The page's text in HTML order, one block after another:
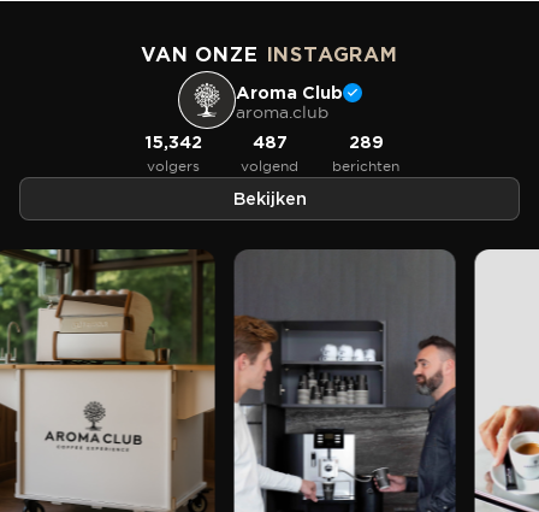
VAN ONZE INSTAGRAM
Aroma Club
aroma.club
15,342
volgers
487
volgend
289
berichten
Bekijken